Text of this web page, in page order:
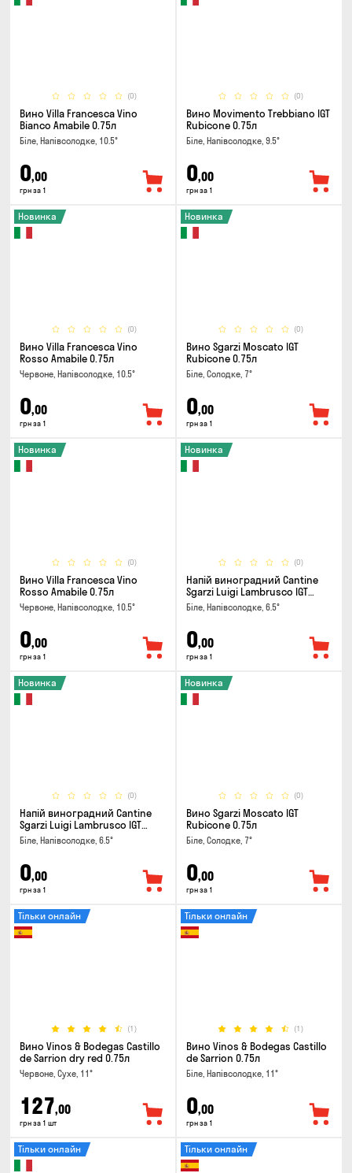
(0)
Вино Villa Francesca Vino
Bianco Amabile 0.75л
Біле, Напівсолодке, 10.5°
0,00
грн за 1
(0)
Вино Movimento Trebbiano IGT
Rubicone 0.75л
Біле, Напівсолодке, 9.5°
0,00
грн за 1
(0)
Новинка
Вино Villa Francesca Vino
Rosso Amabile 0.75л
Червоне, Напівсолодке, 10.5°
0,00
грн за 1
(0)
Новинка
Вино Sgarzi Moscato IGT
Rubicone 0.75л
Біле, Солодке, 7°
0,00
грн за 1
(0)
Новинка
Вино Villa Francesca Vino
Rosso Amabile 0.75л
Червоне, Напівсолодке, 10.5°
0,00
грн за 1
(0)
Новинка
Напій виноградний Cantine
Sgarzi Luigi Lambrusco IGT
Emilia Bianca Frizziante 0.75л
Біле, Напівсолодке, 6.5°
0,00
грн за 1
(0)
Новинка
Напій виноградний Cantine
Sgarzi Luigi Lambrusco IGT
Emilia Bianca Frizziante 0.75л
Біле, Напівсолодке, 6.5°
0,00
грн за 1
(0)
Новинка
Вино Sgarzi Moscato IGT
Rubicone 0.75л
Біле, Солодке, 7°
0,00
грн за 1
(1)
Тільки онлайн
Вино Vinos & Bodegas Castillo
de Sarrion dry red 0.75л
Червоне, Сухе, 11°
127,00
грн за 1 шт
(1)
Тільки онлайн
Вино Vinos & Bodegas Castillo
de Sarrion 0.75л
Біле, Напівсолодке, 11°
0,00
грн за 1
Тільки онлайн Тільки онлайн